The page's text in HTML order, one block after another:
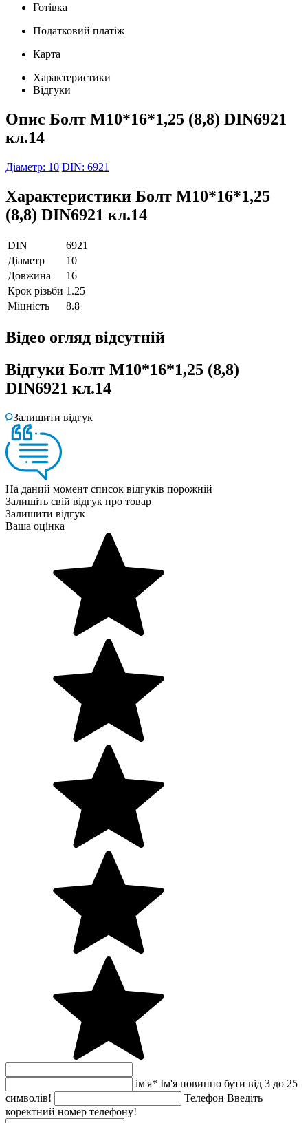
Готівка
Податковий платіж
Карта
Характеристики
Відгуки
Опис Болт M10*16*1,25 (8,8) DIN6921
кл.14
Діаметр: 10 DIN: 6921
Характеристики Болт M10*16*1,25
(8,8) DIN6921 кл.14
DIN
6921
Діаметр
10
Довжина
16
Крок різьби 1.25
Міцність
8.8
Відео огляд відсутній
Відгуки Болт M10*16*1,25 (8,8)
DIN6921 кл.14
Залишити відгук
На даний момент список відгуків порожній
Залишіть свій відгук про товар
Залишити відгук
Ваша оцінка
ім'я* Ім'я повинно бути від 3 до 25
символів!
Телефон Введіть
коректний номер телефону!